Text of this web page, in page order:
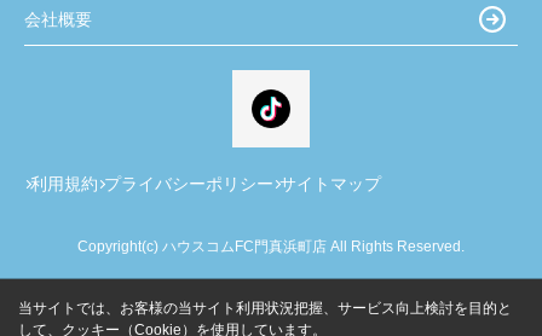
会社概要
利用規約 プライバシーポリシー サイトマップ
Copyright(c) ハウスコムFC門真浜町店 All Rights Reserved.
当サイトでは、お客様の当サイト利用状況把握、サービス向上検討を目的と
して、クッキー（Cookie）を使用しています。